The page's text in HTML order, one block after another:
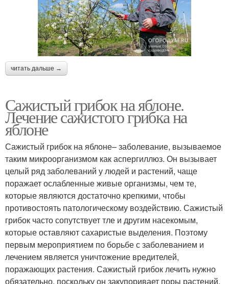
читать дальше →
Сажистый грибок на яблоне.
Лечение сажистого грибка на
яблоне
Сажистый грибок на яблоне– заболевание, вызываемое
таким микроорганизмом как аспергиллюз. Он вызывает
целый ряд заболеваний у людей и растений, чаще
поражает ослабленные живые организмы, чем те,
которые являются достаточно крепкими, чтобы
противостоять патологическому воздействию. Сажистый
грибок часто сопутствует тле и другим насекомым,
которые оставляют сахаристые выделения. Поэтому
первым мероприятием по борьбе с заболеванием и
лечением является уничтожение вредителей,
поражающих растения. Сажистый грибок лечить нужно
обязательно, поскольку он закупоривает поры растений,